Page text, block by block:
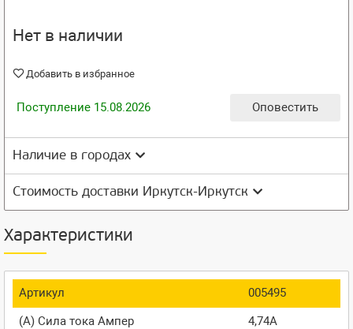
Нет в наличии
Добавить в избранное
Поступление 15.08.2026 Оповестить
Наличие в городах
Стоимость доставки Иркутск-Иркутск
Характеристики
Артикул
005495
(A) Сила тока Ампер
4,74A